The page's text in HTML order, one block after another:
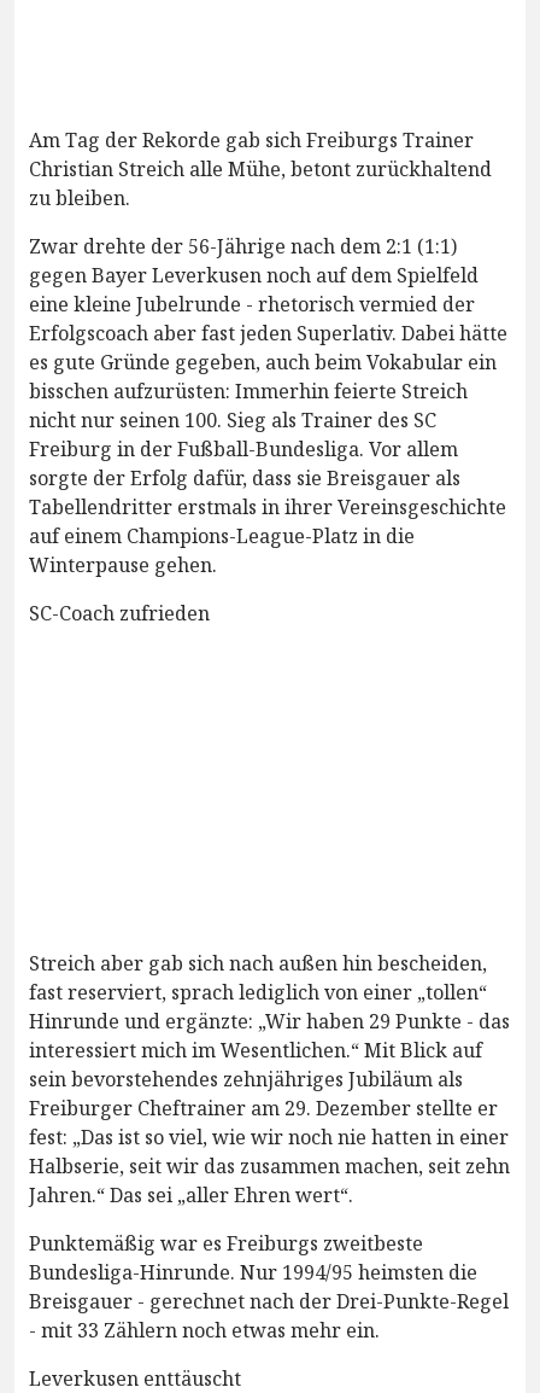
Am Tag der Rekorde gab sich Freiburgs Trainer
Christian Streich alle Mühe, betont zurückhaltend
zu bleiben.
Zwar drehte der 56-Jährige nach dem 2:1 (1:1)
gegen Bayer Leverkusen noch auf dem Spielfeld
eine kleine Jubelrunde - rhetorisch vermied der
Erfolgscoach aber fast jeden Superlativ. Dabei hätte
es gute Gründe gegeben, auch beim Vokabular ein
bisschen aufzurüsten: Immerhin feierte Streich
nicht nur seinen 100. Sieg als Trainer des SC
Freiburg in der Fußball-Bundesliga. Vor allem
sorgte der Erfolg dafür, dass sie Breisgauer als
Tabellendritter erstmals in ihrer Vereinsgeschichte
auf einem Champions-League-Platz in die
Winterpause gehen.
SC-Coach zufrieden
Streich aber gab sich nach außen hin bescheiden,
fast reserviert, sprach lediglich von einer „tollen“
Hinrunde und ergänzte: „Wir haben 29 Punkte - das
interessiert mich im Wesentlichen.“ Mit Blick auf
sein bevorstehendes zehnjähriges Jubiläum als
Freiburger Cheftrainer am 29. Dezember stellte er
fest: „Das ist so viel, wie wir noch nie hatten in einer
Halbserie, seit wir das zusammen machen, seit zehn
Jahren.“ Das sei „aller Ehren wert“.
Punktemäßig war es Freiburgs zweitbeste
Bundesliga-Hinrunde. Nur 1994/95 heimsten die
Breisgauer - gerechnet nach der Drei-Punkte-Regel
- mit 33 Zählern noch etwas mehr ein.
Leverkusen enttäuscht